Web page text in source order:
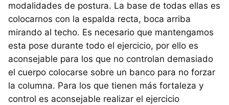
modalidades de postura. La base de todas ellas es
colocarnos con la espalda recta, boca arriba
mirando al techo. Es necesario que mantengamos
esta pose durante todo el ejercicio, por ello es
aconsejable para los que no controlan demasiado
el cuerpo colocarse sobre un banco para no forzar
la columna. Para los que tienen más fortaleza y
control es aconsejable realizar el ejercicio